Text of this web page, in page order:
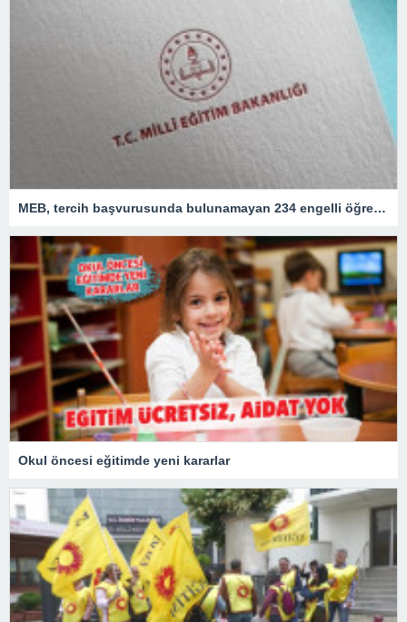
MEB, tercih başvurusunda bulunamayan 234 engelli öğretmeni atadı
Okul öncesi eğitimde yeni kararlar